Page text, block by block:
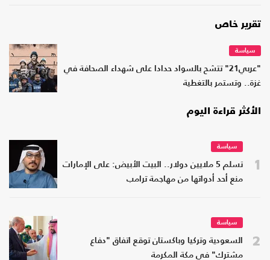
تقرير خاص
سياسة
"عربي21" تتشح بالسواد حدادا على شهداء الصحافة في
غزة.. وتستمر بالتغطية
الأكثر قراءة اليوم
1
سياسة
تسلم 5 ملايين دولار.. البيت الأبيض: على الإمارات
منع أحد أدواتها من مهاجمة ترامب
2
سياسة
السعودية وتركيا وباكستان توقع اتفاق "دفاع
مشترك" في مكة المكرمة